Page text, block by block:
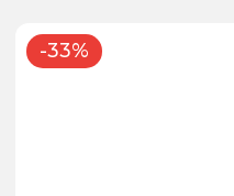
-33%